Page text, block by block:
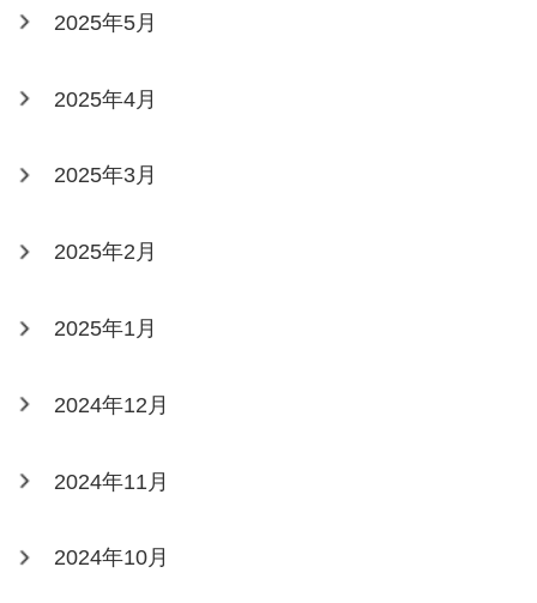
2025年5月
2025年4月
2025年3月
2025年2月
2025年1月
2024年12月
2024年11月
2024年10月